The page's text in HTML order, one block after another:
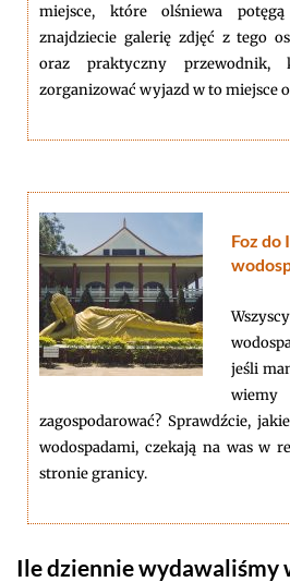
miejsce, które olśniewa
znajdziecie galerię zdjęć z tego
oraz praktyczny przewodnik,
zorganizować wyjazd w to miejsce
Foz do
jeśli
zagospodarować? Sprawdźcie,
wodospadami, czekają na was w
stronie granicy.
Ile dziennie wydawaliśmy